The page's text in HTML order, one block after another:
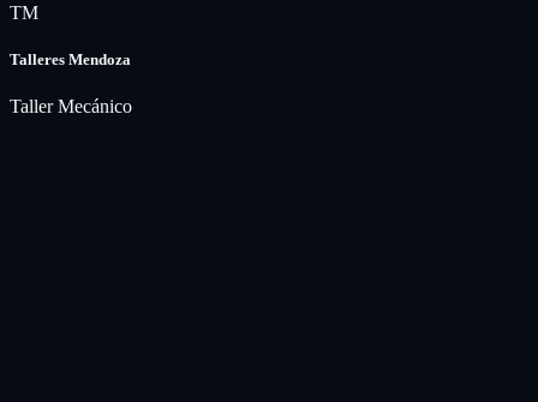
TM
Talleres Mendoza
Taller Mecánico